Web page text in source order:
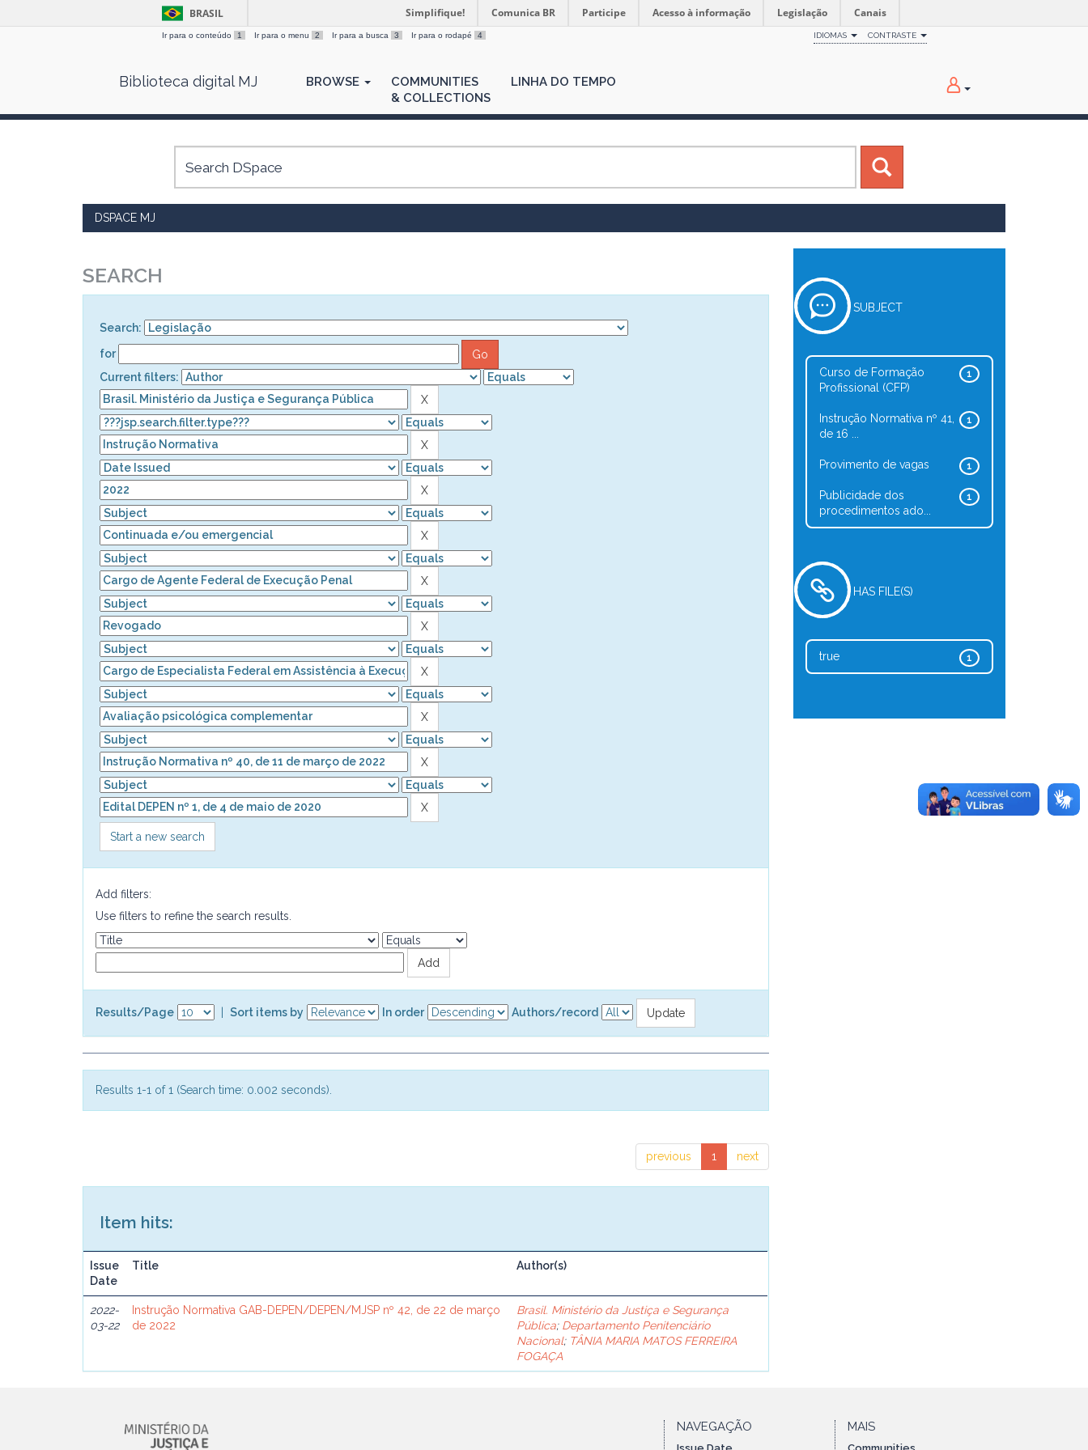
BRASIL Simplifique! Comunica BR Participe Acesso à informação Legislação Canais
Ir para o conteúdo 1 Ir para o menu 2 Ir para a busca 3 Ir para o rodapé 4 IDIOMAS CONTRASTE
Biblioteca digital MJ BROWSE
COMMUNITIES
& COLLECTIONS
LINHA DO TEMPO
DSPACE MJ
SEARCH
Search:
for
Current filters:
Start a new search
Add filters:
Use filters to refine the search results.
Results/Page Sort items by In order Authors/record
Results 1-1 of 1 (Search time: 0.002 seconds).
previous 1 next
Item hits:
Issue
Date
Title Author(s)
2022-
03-22
Instrução Normativa GAB-DEPEN/DEPEN/MJSP nº 42, de 22 de março
de 2022
Brasil. Ministério da Justiça e Segurança
Pública; Departamento Penitenciário
Nacional; TÂNIA MARIA MATOS FERREIRA
FOGAÇA
SUBJECT
1
Curso de Formação
Profissional (CFP)
1
Instrução Normativa nº 41,
de 16 ...
1
Provimento de vagas
1
Publicidade dos
procedimentos ado...
HAS FILE(S)
1
true
NAVEGAÇÃO MAIS